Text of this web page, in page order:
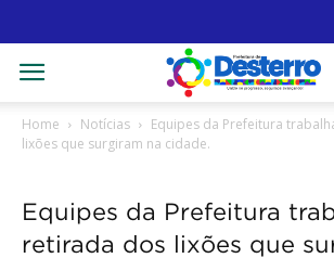
Home Notícias
Equipes da Prefeitura
lixões que surgiram na cidade.
Equipes da Prefeitura
retirada dos lixões que